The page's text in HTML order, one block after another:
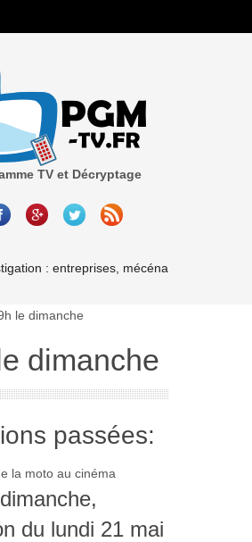
TV et Décryptage
: entreprises, mécénat, associations-
le dimanche
dimanche
passées:
du lundi 21 mai